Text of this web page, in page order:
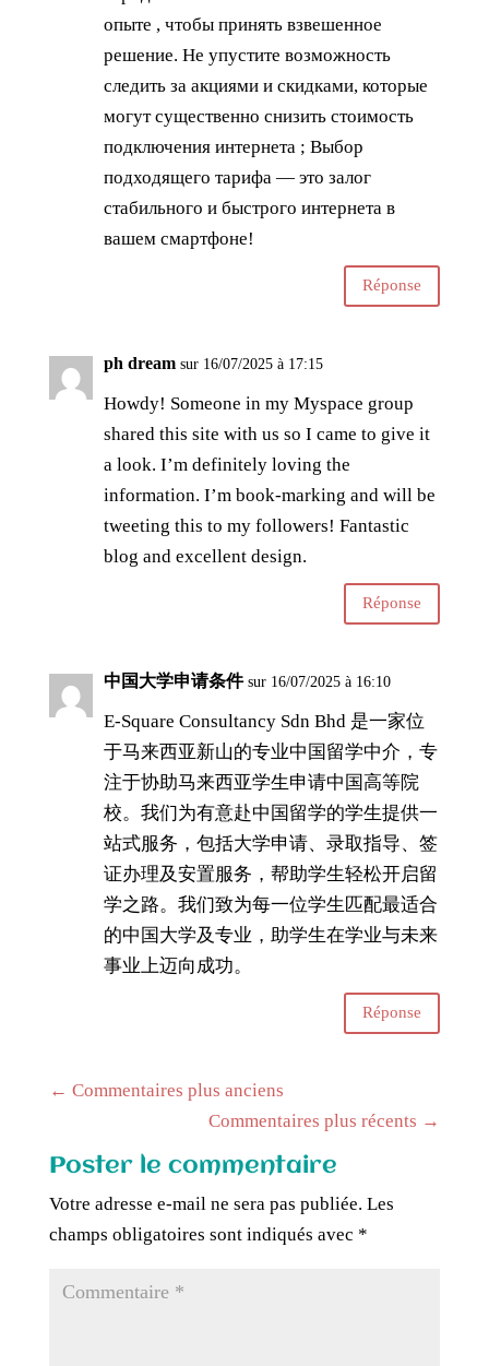
опыте , чтобы принять взвешенное
решение. Не упустите возможность
следить за акциями и скидками, которые
могут существенно снизить стоимость
подключения интернета ; Выбор
подходящего тарифа — это залог
стабильного и быстрого интернета в
вашем смартфоне!
Réponse
ph dream sur 16/07/2025 à 17:15
Howdy! Someone in my Myspace group
shared this site with us so I came to give it
a look. I’m definitely loving the
information. I’m book-marking and will be
tweeting this to my followers! Fantastic
blog and excellent design.
Réponse
中国大学申请条件 sur 16/07/2025 à 16:10
E-Square Consultancy Sdn Bhd 是一家位
于马来西亚新山的专业中国留学中介，专
注于协助马来西亚学生申请中国高等院
校。我们为有意赴中国留学的学生提供一
站式服务，包括大学申请、录取指导、签
证办理及安置服务，帮助学生轻松开启留
学之路。我们致为每一位学生匹配最适合
的中国大学及专业，助学生在学业与未来
事业上迈向成功。
Réponse
← Commentaires plus anciens
Commentaires plus récents →
Poster le commentaire
Votre adresse e-mail ne sera pas publiée. Les
champs obligatoires sont indiqués avec *